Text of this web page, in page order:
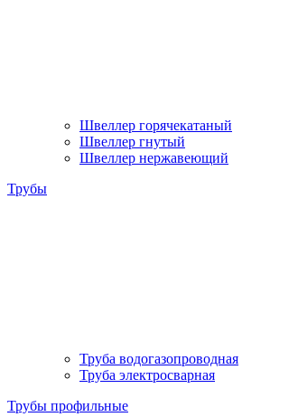
Швеллер горячекатаный
Швеллер гнутый
Швеллер нержавеющий
Трубы
Труба водогазопроводная
Труба электросварная
Трубы профильные